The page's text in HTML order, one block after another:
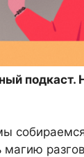
подкаст.
магию